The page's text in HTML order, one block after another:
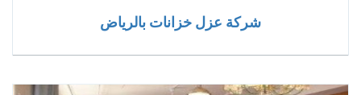
شركة عزل خزانات بالرياض